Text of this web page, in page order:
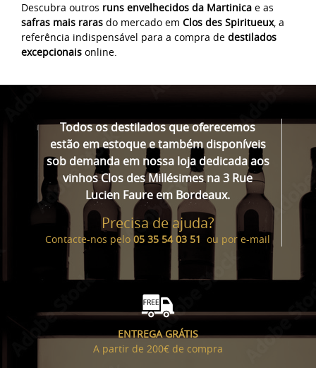
Descubra outros runs envelhecidos da Martinica e as
safras mais raras do mercado em Clos des Spiritueux, a
referência indispensável para a compra de destilados
excepcionais online.
Todos os destilados que oferecemos
estão em estoque e também disponíveis
sob demanda em nossa loja dedicada aos
vinhos Clos des Millésimes na 3 Rue
Lucien Faure em Bordeaux.
Precisa de ajuda?
Contacte-nos pelo 05 35 54 03 51 ou por e-mail
ENTREGA GRÁTIS
A partir de 200€ de compra